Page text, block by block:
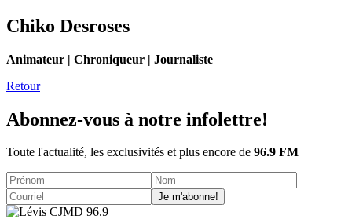
Chiko Desroses
Animateur | Chroniqueur | Journaliste
Retour
Abonnez-vous à notre infolettre!
Toute l'actualité, les exclusivités et plus encore de 96.9 FM
Je m'abonne!